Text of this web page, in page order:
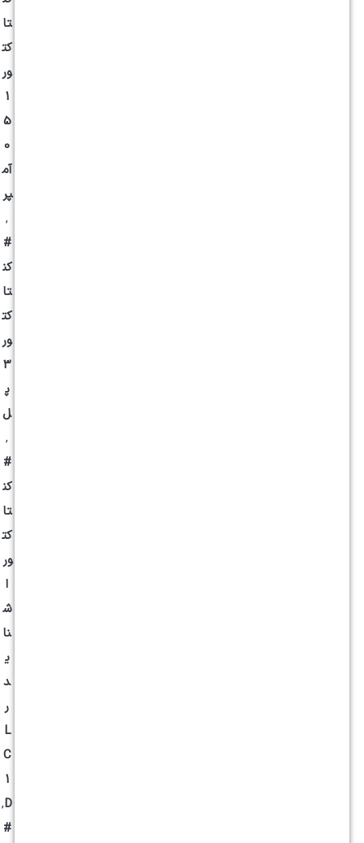
تا
کت
ور
1
5
0
آم
پر
,
#
کن
تا
کت
ور
3
پ
ل
,
#
کن
تا
کت
ور
ا
ش
نا
ی
د
ر
L
C
1
D
,
#